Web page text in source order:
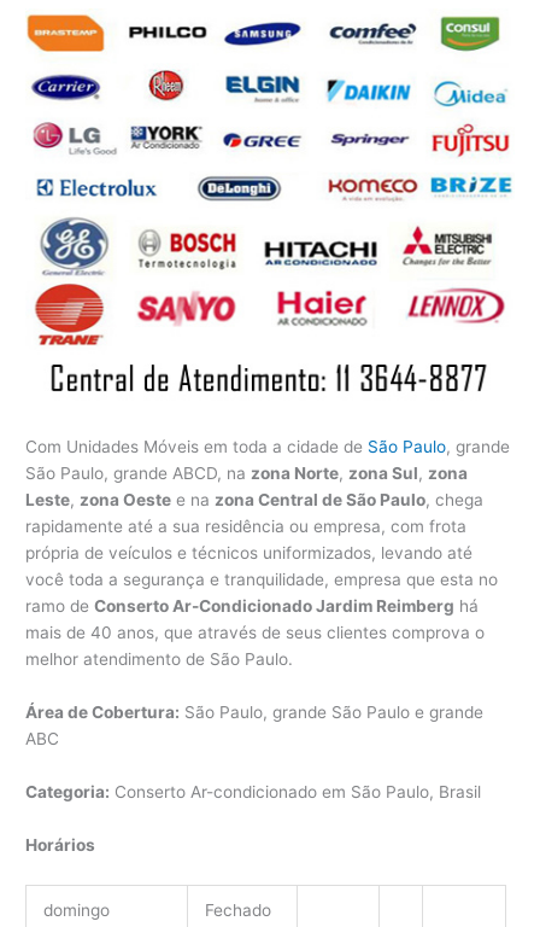
Com Unidades Móveis em toda a cidade de São Paulo, grande
São Paulo, grande ABCD, na zona Norte, zona Sul, zona
Leste, zona Oeste e na zona Central de São Paulo, chega
rapidamente até a sua residência ou empresa, com frota
própria de veículos e técnicos uniformizados, levando até
você toda a segurança e tranquilidade, empresa que esta no
ramo deConserto Ar-Condicionado Jardim Reimberg há
mais de 40 anos, que através de seus clientes comprova o
melhor atendimento de São Paulo.
Área de Cobertura: São Paulo, grande São Paulo e grande
ABC
Categoria: Conserto Ar-condicionado em São Paulo, Brasil
Horários
domingo Fechado